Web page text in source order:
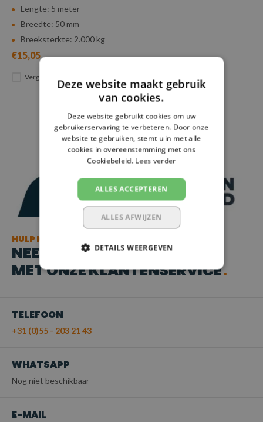
Lengte: 5 meter
Breedte: 50 mm
Breeksterkte: 2.000 kg
€15,05
Vergelijk
HULP NODIG?
NEEM CONTACT OP
MET ONZE KLANTENSERVICE
TELEFOON
+31 (0)55 - 203 21 43
WHATSAPP
Nog niet beschikbaar
E-MAIL
Deze website maakt gebruik
van cookies.
Deze website gebruikt cookies om uw
gebruikerservaring te verbeteren. Door onze
website te gebruiken, stemt u in met alle
cookies in overeenstemming met ons
Cookiebeleid. Lees verder
ALLES ACCEPTEREN
ALLES AFWIJZEN
DETAILS WEERGEVEN